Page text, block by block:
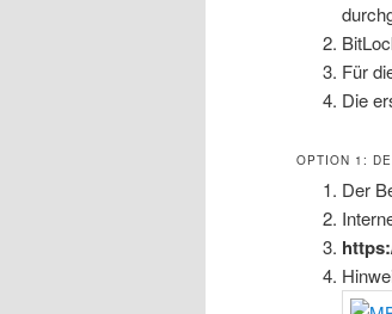
Für
Die
OPTION 1:
Der